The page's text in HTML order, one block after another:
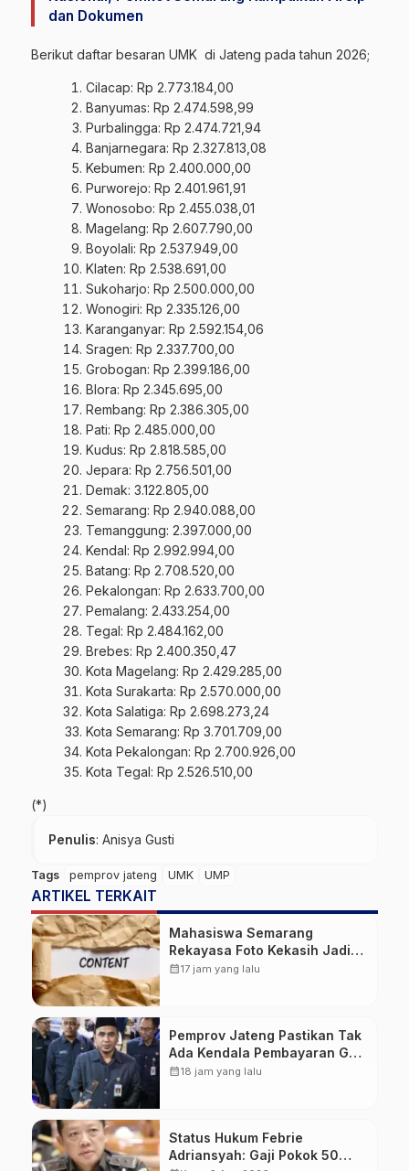
dan Dokumen
Berikut daftar besaran UMK di Jateng pada tahun 2026;
Cilacap: Rp 2.773.184,00
Banyumas: Rp 2.474.598,99
Purbalingga: Rp 2.474.721,94
Banjarnegara: Rp 2.327.813,08
Kebumen: Rp 2.400.000,00
Purworejo: Rp 2.401.961,91
Wonosobo: Rp 2.455.038,01
Magelang: Rp 2.607.790,00
Boyolali: Rp 2.537.949,00
Klaten: Rp 2.538.691,00
Sukoharjo: Rp 2.500.000,00
Wonogiri: Rp 2.335.126,00
Karanganyar: Rp 2.592.154,06
Sragen: Rp 2.337.700,00
Grobogan: Rp 2.399.186,00
Blora: Rp 2.345.695,00
Rembang: Rp 2.386.305,00
Pati: Rp 2.485.000,00
Kudus: Rp 2.818.585,00
Jepara: Rp 2.756.501,00
Demak: 3.122.805,00
Semarang: Rp 2.940.088,00
Temanggung: 2.397.000,00
Kendal: Rp 2.992.994,00
Batang: Rp 2.708.520,00
Pekalongan: Rp 2.633.700,00
Pemalang: 2.433.254,00
Tegal: Rp 2.484.162,00
Brebes: Rp 2.400.350,47
Kota Magelang: Rp 2.429.285,00
Kota Surakarta: Rp 2.570.000,00
Kota Salatiga: Rp 2.698.273,24
Kota Semarang: Rp 3.701.709,00
Kota Pekalongan: Rp 2.700.926,00
Kota Tegal: Rp 2.526.510,00
(*)
Penulis: Anisya Gusti
Tags pemprov jateng UMK UMP
ARTIKEL TERKAIT
Mahasiswa Semarang
Rekayasa Foto Kekasih Jadi
Konten Cabul karena Sakit
calendar_month17 jam yang lalu
Pemprov Jateng Pastikan Tak
Ada Kendala Pembayaran Gaji
ASN di Tengah Pemangkasan
calendar_month18 jam yang lalu
Status Hukum Febrie
Adriansyah: Gaji Pokok 50